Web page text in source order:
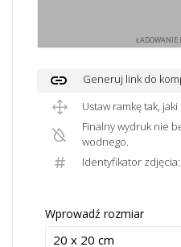
ŁADOWANIE
link
Generuj link do
Ustaw ramkę tak,
Finalny wydruk nie
wodnego.
Identyfikator
Wprowadź rozmiar